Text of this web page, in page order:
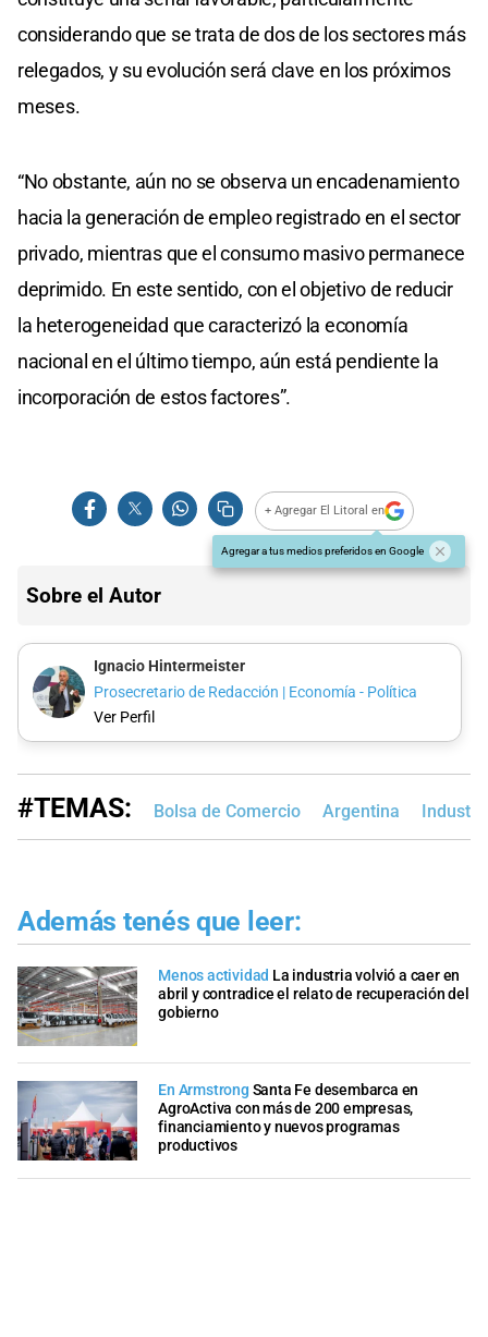
considerando que se trata de dos de los sectores más
relegados, y su evolución será clave en los próximos
meses.
“No obstante, aún no se observa un encadenamiento
hacia la generación de empleo registrado en el sector
privado, mientras que el consumo masivo permanece
deprimido. En este sentido, con el objetivo de reducir
la heterogeneidad que caracterizó la economía
nacional en el último tiempo, aún está pendiente la
incorporación de estos factores”.
+ Agregar El Litoral en
Agregar a tus medios preferidos en Google
Sobre el Autor
Ignacio Hintermeister
Prosecretario de Redacción | Economía - Política
Ver Perfil
#TEMAS: Bolsa de Comercio Argentina
Además tenés que leer:
Menos actividad La industria volvió a caer en
abril y contradice el relato de recuperación del
gobierno
En Armstrong Santa Fe desembarca en
AgroActiva con más de 200 empresas,
financiamiento y nuevos programas
productivos